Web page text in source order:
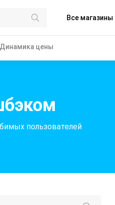
Все магазины
Динамика цены
пользователей